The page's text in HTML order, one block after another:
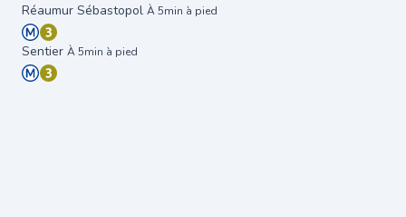
Réaumur Sébastopol À 5min à pied
Sentier À 5min à pied